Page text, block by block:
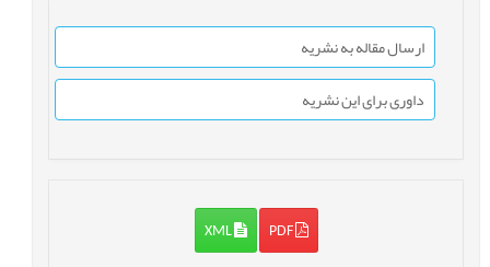
ارسال مقاله به نشریه
داوری برای این نشریه
PDF
XML